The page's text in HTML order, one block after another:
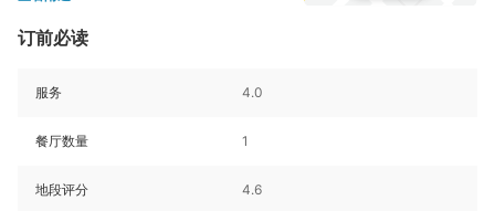
订前必读
服务 4.0
餐厅数量 1
地段评分 4.6